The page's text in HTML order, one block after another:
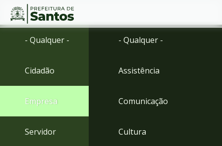
Ir
Ir
menu
Conteúdo
- Qualquer -
Cidadão
Empresa
Servidor
- Qualquer -
Assistência
Comunicação
Cultura